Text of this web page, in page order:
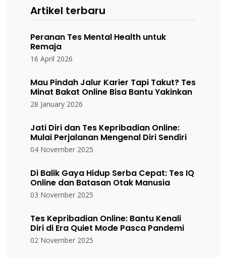
Artikel terbaru
Peranan Tes Mental Health untuk
Remaja
16 April 2026
Mau Pindah Jalur Karier Tapi Takut? Tes
Minat Bakat Online Bisa Bantu Yakinkan
28 January 2026
Jati Diri dan Tes Kepribadian Online:
Mulai Perjalanan Mengenal Diri Sendiri
04 November 2025
Di Balik Gaya Hidup Serba Cepat: Tes IQ
Online dan Batasan Otak Manusia
03 November 2025
Tes Kepribadian Online: Bantu Kenali
Diri di Era Quiet Mode Pasca Pandemi
02 November 2025